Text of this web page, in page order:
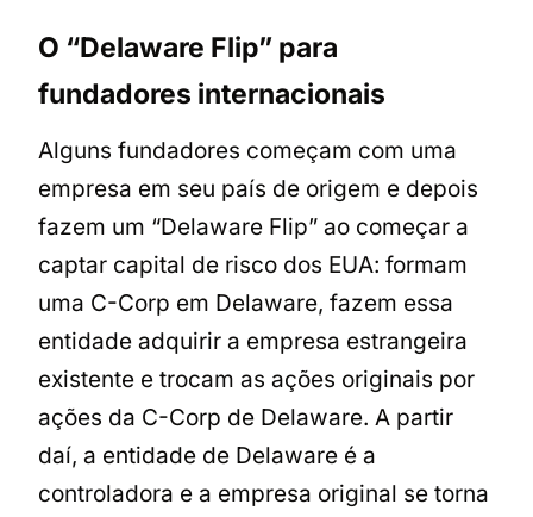
O “Delaware Flip” para
fundadores internacionais
Alguns fundadores começam com uma
empresa em seu país de origem e depois
fazem um “Delaware Flip” ao começar a
captar capital de risco dos EUA: formam
uma C-Corp em Delaware, fazem essa
entidade adquirir a empresa estrangeira
existente e trocam as ações originais por
ações da C-Corp de Delaware. A partir
daí, a entidade de Delaware é a
controladora e a empresa original se torna